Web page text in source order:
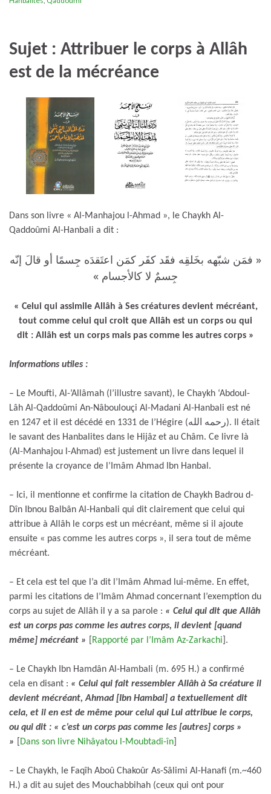
Sujet : Attribuer le corps à Allâh
est de la mécréance
Dans son livre « Al-Manhajou l-Ahmad », le Chaykh Al-
Qaddoûmi Al-Hanbali a dit :
« فمَن شبّهه بخَلقِه فقَد كفَر كمَن اعتَقدَه جِسمًا أو قالَ إنّه
جِسمٌ لا كالأجسام »
« Celui qui assimile Allâh à Ses créatures devient mécréant,
tout comme celui qui croit que Allâh est un corps ou qui
dit : Allâh est un corps mais pas comme les autres corps »
Informations utiles :
– Le Moufti, Al-’Allâmah (l’illustre savant), le Chaykh ‘Abdoul-
Lâh Al-Qaddoûmi An-Nâboulouçi Al-Madani Al-Hanbali est né
en 1247 et il est décédé en 1331 de l’Hégire (رحمه الله). Il était
le savant des Hanbalites dans le Hijâz et au Châm. Ce livre là
(Al-Manhajou l-Ahmad) est justement un livre dans lequel il
présente la croyance de l’Imâm Ahmad Ibn Hanbal.
– Ici, il mentionne et confirme la citation de Chaykh Badrou d-
Dîn Ibnou Balbân Al-Hanbali qui dit clairement que celui qui
attribue à Allâh le corps est un mécréant, même si il ajoute
ensuite « pas comme les autres corps », il sera tout de même
mécréant.
– Et cela est tel que l’a dit l’Imâm Ahmad lui-même. En effet,
parmi les citations de l’Imâm Ahmad concernant l’exemption du
corps au sujet de Allâh il y a sa parole : « Celui qui dit que Allâh
est un corps pas comme les autres corps, il devient [quand
même] mécréant »
Rapporté par l’Imâm Az-Zarkachi ].
– Le Chaykh Ibn Hamdân Al-Hambali (m. 695 H.) a confirmé
cela en disant : « Celui qui fait ressembler Allâh à Sa créature il
devient mécréant, Ahmad [Ibn Hambal] a textuellement dit
cela, et il en est de même pour celui qui Lui attribue le corps,
ou qui dit : « c’est un corps pas comme les [autres] corps »
»
Dans son livre Nihâyatou l-Moubtadi-în
– Le Chaykh, le Faqîh Aboû Chakoûr As-Sâlimi Al-Hanafi (m.~460
H.) a dit au sujet des Mouchabbihah (ceux qui ont pour